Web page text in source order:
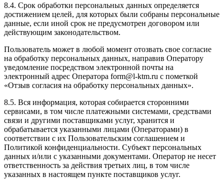
8.4. Срок обработки персональных данных определяется
достижением целей, для которых были собраны персональные
данные, если иной срок не предусмотрен договором или
действующим законодательством.
Пользователь может в любой момент отозвать свое согласие
на обработку персональных данных, направив Оператору
уведомление посредством электронной почты на
электронный адрес Оператора form@l-ktm.ru с пометкой
«Отзыв согласия на обработку персональных данных».
8.5. Вся информация, которая собирается сторонними
сервисами, в том числе платежными системами, средствами
связи и другими поставщиками услуг, хранится и
обрабатывается указанными лицами (Операторами) в
соответствии с их Пользовательским соглашением и
Политикой конфиденциальности. Субъект персональных
данных и/или с указанными документами. Оператор не несет
ответственность за действия третьих лиц, в том числе
указанных в настоящем пункте поставщиков услуг.